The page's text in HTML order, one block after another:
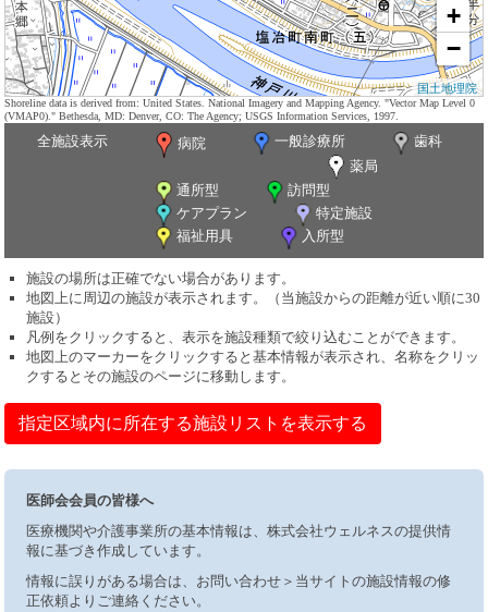
+
−
国土地理院
Shoreline data is derived from: United States. National Imagery and Mapping Agency. "Vector Map Level 0
(VMAP0)." Bethesda, MD: Denver, CO: The Agency; USGS Information Services, 1997.
全施設表示 病院 一般診療所
歯科
薬局
通所型
訪問型
ケアプラン
特定施設
福祉用具
入所型
施設の場所は正確でない場合があります。
地図上に周辺の施設が表示されます。（当施設からの距離が近い順に30
施設）
凡例をクリックすると、表示を施設種類で絞り込むことができます。
地図上のマーカーをクリックすると基本情報が表示され、名称をクリッ
クするとその施設のページに移動します。
指定区域内に所在する施設リストを表示する
医師会会員の皆様へ
医療機関や介護事業所の基本情報は、株式会社ウェルネスの提供情
報に基づき作成しています。
情報に誤りがある場合は、お問い合わせ＞当サイトの施設情報の修
正依頼よりご連絡ください。